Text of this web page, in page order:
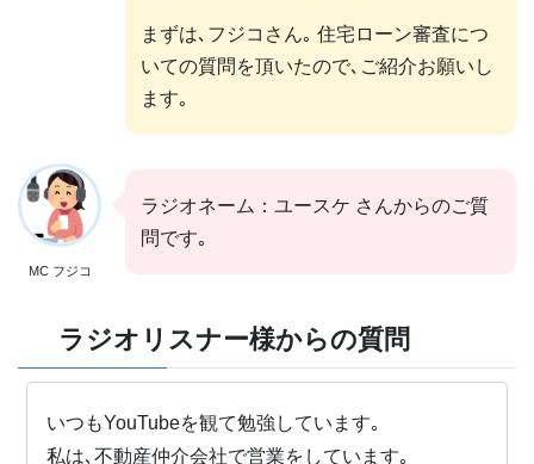
まずは､フジコさん｡ 住宅ローン審査につ
いての質問を頂いたので､ご紹介お願いし
ます｡
MC フジコ
ラジオネーム：ユースケ さんからのご質
問です｡
ラジオリスナー様からの質問
いつもYouTubeを観て勉強しています｡
私は､不動産仲介会社で営業をしています｡